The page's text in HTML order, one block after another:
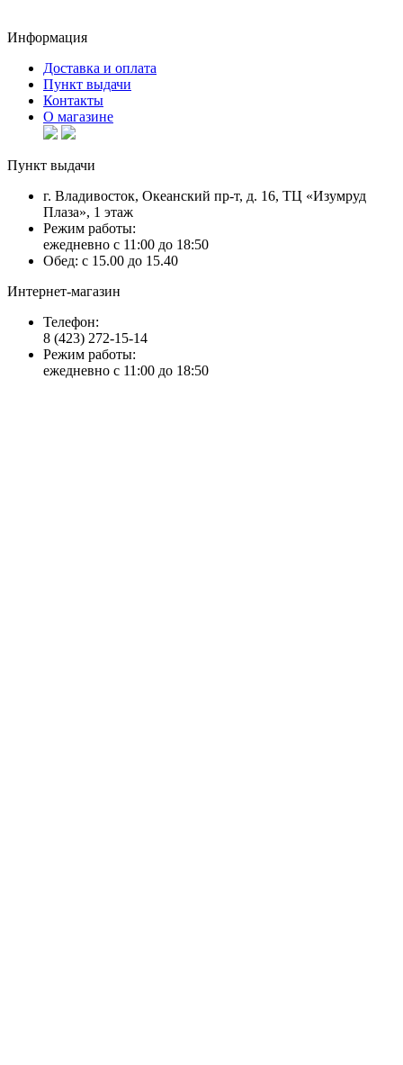
Информация
Доставка и оплата
Пункт выдачи
Контакты
О магазине
Пункт выдачи
г. Владивосток, Океанский пр-т, д. 16, ТЦ «Изумруд
Плаза», 1 этаж
Режим работы:
ежедневно с 11:00 до 18:50
Обед: с 15.00 до 15.40
Интернет-магазин
Телефон:
8 (423) 272-15-14
Режим работы:
ежедневно с 11:00 до 18:50